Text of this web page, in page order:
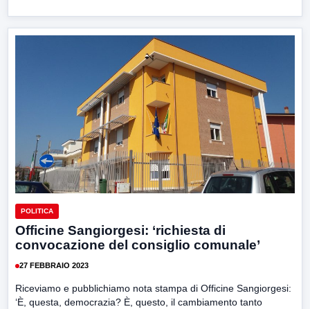
POLITICA
Officine Sangiorgesi: ‘richiesta di
convocazione del consiglio comunale’
27 FEBBRAIO 2023
Riceviamo e pubblichiamo nota stampa di Officine Sangiorgesi:
‘È, questa, democrazia? È, questo, il cambiamento tanto